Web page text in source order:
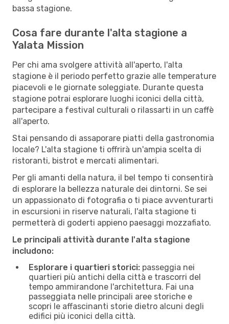
bassa stagione.
Cosa fare durante l'alta stagione a
Yalata Mission
Per chi ama svolgere attività all'aperto, l'alta
stagione è il periodo perfetto grazie alle temperature
piacevoli e le giornate soleggiate. Durante questa
stagione potrai esplorare luoghi iconici della città,
partecipare a festival culturali o rilassarti in un caffè
all'aperto.
Stai pensando di assaporare piatti della gastronomia
locale? L'alta stagione ti offrirà un'ampia scelta di
ristoranti, bistrot e mercati alimentari.
Per gli amanti della natura, il bel tempo ti consentirà
di esplorare la bellezza naturale dei dintorni. Se sei
un appassionato di fotografia o ti piace avventurarti
in escursioni in riserve naturali, l'alta stagione ti
permetterà di goderti appieno paesaggi mozzafiato.
Le principali attività durante l'alta stagione
includono:
Esplorare i quartieri storici: passeggia nei
quartieri più antichi della città e trascorri del
tempo ammirandone l'architettura. Fai una
passeggiata nelle principali aree storiche e
scopri le affascinanti storie dietro alcuni degli
edifici più iconici della città.